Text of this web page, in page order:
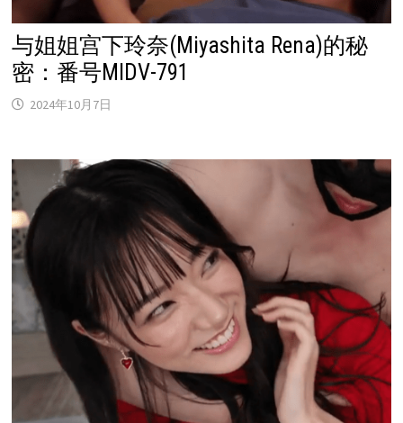
与姐姐宫下玲奈(Miyashita Rena)的秘
密：番号MIDV-791
2024年10月7日